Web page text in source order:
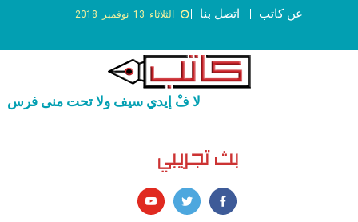
الثلاثاء 13 نوفمبر 2018 اتصل بنا عن كاتب
لا فْ إيدي سيف ولا تحت منى فرس